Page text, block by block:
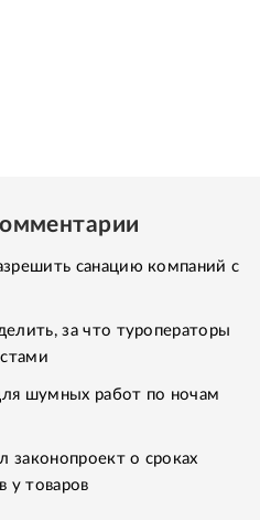
санацию компаний с
за что туроператоры
шумных работ по ночам
законопроект о сроках
у товаров